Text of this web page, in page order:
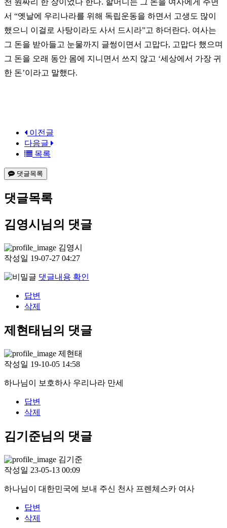
천 원짜리 한 장이었다 한다. 할머니는 그 돈을 여사에게 주면
서 “옛날에 우리나라를 위해 독립운동을 하면서 고생도 많이
했으니 이걸로 사탕이라도 사서 드시라”고 하더란다. 여사는
그 돈을 받아들고 눈물까지 글썽이면서 고맙다, 고맙다 했으며
그 돈을 오래 동안 몸에 지니면서 쓰지 않고 ‘세상에서 가장 귀
한 돈’이라고 말했다.
이전글
다음글
목록
댓글목록
댓글목록
김영시님의 댓글
김영시
작성일 19-07-27 04:27
댓글내용 확인
답변
삭제
제현태님의 댓글
제현태
작성일 19-10-05 14:58
하나님이 보호하사 우리나라 만세
답변
삭제
김기준님의 댓글
김기준
작성일 23-05-13 00:09
하나님이 대한민국에 보내 주신 천사 프렌체스카 여사
답변
삭제